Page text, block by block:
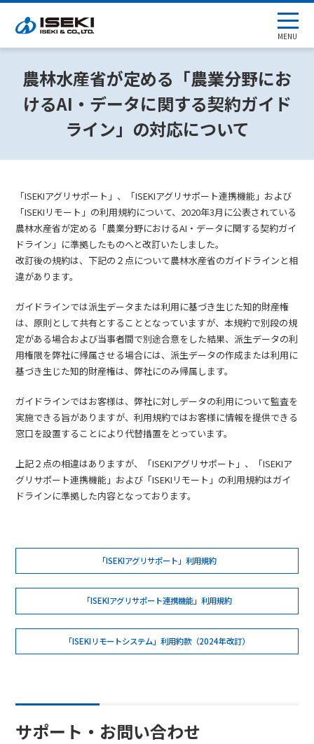
MENU
農林水産省が定める「農業分野にお
けるAI・データに関する契約ガイド
ライン」の対応について
「ISEKIアグリサポート」、「ISEKIアグリサポート連携機能」および
「ISEKIリモート」の利用規約について、2020年3月に公表されている
農林水産省が定める「農業分野におけるAI・データに関する契約ガイ
ドライン」に準拠したものへと改訂いたしました。
改訂後の規約は、下記の２点について農林水産省のガイドラインと相
違があります。
ガイドラインでは派生データまたは利用に基づき生じた知的財産権
は、原則として共有とすることとなっていますが、本規約で別段の規
定がある場合および当事者間で別途合意をした結果、派生データの利
用権限を弊社に帰属させる場合には、派生データの作成または利用に
基づき生じた知的財産権は、弊社にのみ帰属します。
ガイドラインではお客様は、弊社に対しデータの利用について監査を
実施できる旨がありますが、利用規約ではお客様に情報を提供できる
窓口を設置することにより代替措置をとっています。
上記２点の相違はありますが、「ISEKIアグリサポート」、「ISEKIア
グリサポート連携機能」および「ISEKIリモート」の利用規約はガイ
ドラインに準拠した内容となっております。
「ISEKIアグリサポート」利用規約
「ISEKIアグリサポート連携機能」利用規約
「ISEKIリモートシステム」利用約款（2024年改訂）
サポート・お問い合わせ